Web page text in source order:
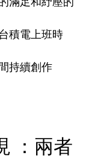
積電上班時
持續創作
：兩者